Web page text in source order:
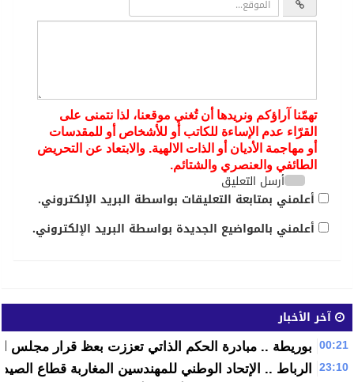
تهمّنا آراؤكم ونريدها أن تُغني موقعنا، لذا نتمنى على
القرّاء عدم الإساءة للكاتب أو للأشخاص أو للمقدسات
أو مهاجمة الأديان أو الذات الالهية. والابتعاد عن التحريض
الطائفي والعنصري والشتائم.
أرسل التعليق
أعلمني بمتابعة التعليقات بواسطة البريد الإلكتروني.
أعلمني بالمواضيع الجديدة بواسطة البريد الإلكتروني.
آخر الأخبار
00:21 بوريطة .. مبادرة الحكم الذاتي تعززت بعظ قرار مجلس
23:10 الرباط .. الإتحاد الوطني للمهندسين المغاربة قطاع